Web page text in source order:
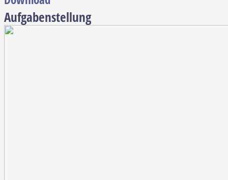
Aufgabenstellung